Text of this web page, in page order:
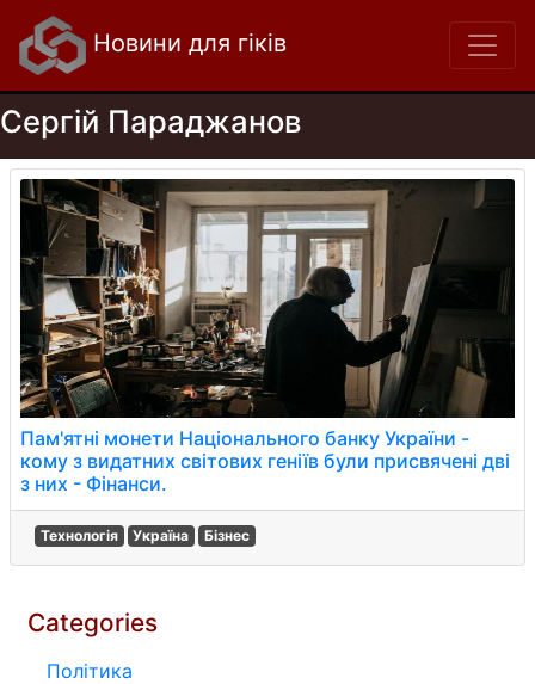
Новини для гіків
Сергій Параджанов
Пам'ятні монети Національного банку України -
кому з видатних світових геніїв були присвячені дві
з них - Фінанси.
Технологія Україна Бізнес
Categories
Політика